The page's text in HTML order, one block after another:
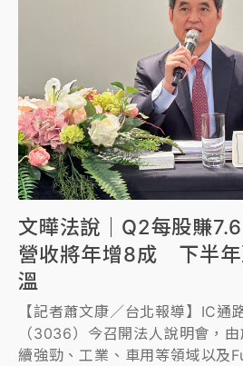
文曄法說｜Q2每股賺
營收將年增8成 下半年
溫
【記者蕭文康／台北報導】IC通
（3036）今召開法人說明會，
續強勁、工業、車用等領域以及